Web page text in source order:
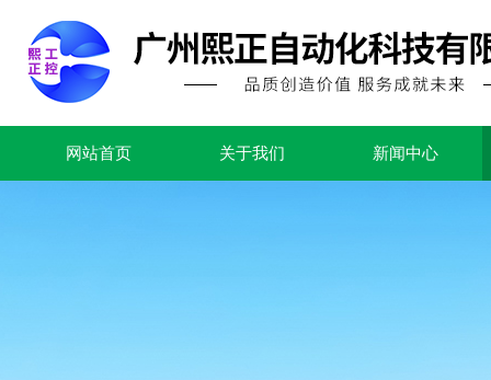
网站首页 关于我们 新闻中心